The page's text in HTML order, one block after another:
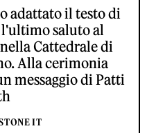
adattato il testo di
saluto al
Cattedrale di
Alla cerimonia
messaggio di Patti
IT